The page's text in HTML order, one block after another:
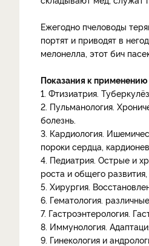
Ежегодно пчеловоды
портят и приводят в
мелонелла, этот бич
Показания к
1. Фтизиатрия.
2. Пульманология.
болезнь.
3. Кардиология.
пороки сердца,
4. Педиатрия. Острые и
роста и общего
5. Хирургия.
6. Гематология.
7. Гастроэнтерология.
8. Иммунология.
9. Гинекология и